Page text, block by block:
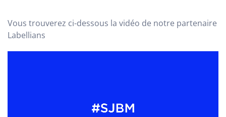
Vous trouverez ci-dessous la vidéo de notre partenaire
Labellians